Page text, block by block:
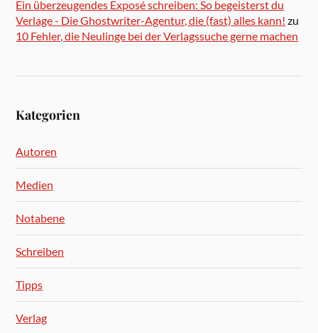
Ein überzeugendes Exposé schreiben: So begeisterst du
Verlage - Die Ghostwriter-Agentur, die (fast) alles kann! zu
10 Fehler, die Neulinge bei der Verlagssuche gerne machen
Kategorien
Autoren
Medien
Notabene
Schreiben
Tipps
Verlag